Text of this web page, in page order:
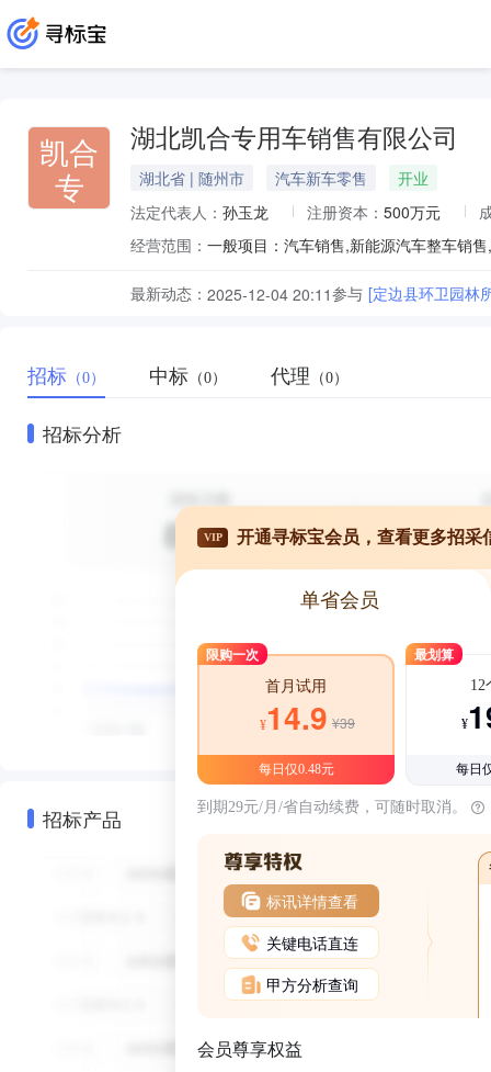
凯合
专
湖北凯合专用车销售有限公司
湖北省 | 随州市 汽车新车零售
开业
法定代表人： 孙玉龙 注册资本： 500万元
经营范围：
最新动态： 2025-12-04 20:11参与 [定边县环卫园林
招标 （0） 中标 （0） 代理 （0）
招标分析
招标产品
VIP 开通寻标宝会员，查看更多招采
单省会员
限购一次
首月试用
¥14.9 ¥39
每日仅0.48元
最划算
12
¥
每日
到期29元/月/省自动续费，可随时取消。
标讯详情查看
关键电话直连
甲方分析查询
会员尊享权益